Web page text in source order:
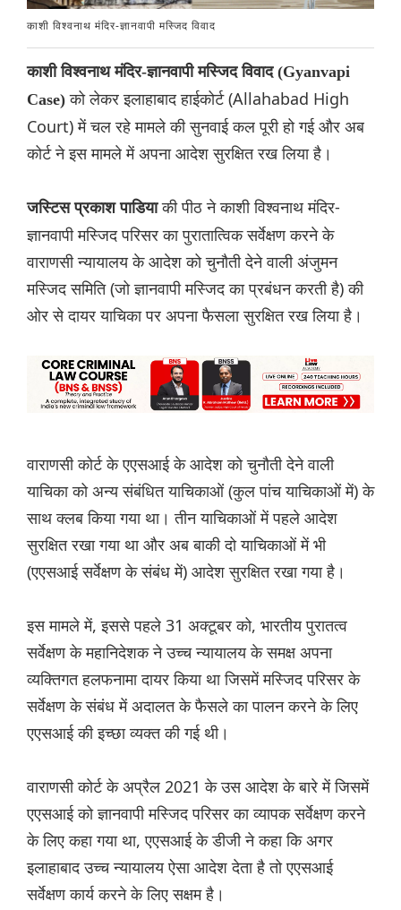
काशी विश्वनाथ मंदिर-ज्ञानवापी मस्जिद विवाद
काशी विश्वनाथ मंदिर-ज्ञानवापी मस्जिद विवाद (Gyanvapi
Case) को लेकर इलाहाबाद हाईकोर्ट (Allahabad High
Court) में चल रहे मामले की सुनवाई कल पूरी हो गई और अब
कोर्ट ने इस मामले में अपना आदेश सुरक्षित रख लिया है।
जस्टिस प्रकाश पाडियाकी पीठ ने काशी विश्वनाथ मंदिर-
ज्ञानवापी मस्जिद परिसर का पुरातात्विक सर्वेक्षण करने के
वाराणसी न्यायालय के आदेश को चुनौती देने वाली अंजुमन
मस्जिद समिति (जो ज्ञानवापी मस्जिद का प्रबंधन करती है) की
ओर से दायर याचिका पर अपना फैसला सुरक्षित रख लिया है।
वाराणसी कोर्ट के एएसआई के आदेश को चुनौती देने वाली
याचिका को अन्य संबंधित याचिकाओं (कुल पांच याचिकाओं में) के
साथ क्लब किया गया था। तीन याचिकाओं में पहले आदेश
सुरक्षित रखा गया था और अब बाकी दो याचिकाओं में भी
(एएसआई सर्वेक्षण के संबंध में) आदेश सुरक्षित रखा गया है।
इस मामले में, इससे पहले 31 अक्टूबर को, भारतीय पुरातत्व
सर्वेक्षण के महानिदेशक ने उच्च न्यायालय के समक्ष अपना
व्यक्तिगत हलफनामा दायर किया था जिसमें मस्जिद परिसर के
सर्वेक्षण के संबंध में अदालत के फैसले का पालन करने के लिए
एएसआई की इच्छा व्यक्त की गई थी।
वाराणसी कोर्ट के अप्रैल 2021 के उस आदेश के बारे में जिसमें
एएसआई को ज्ञानवापी मस्जिद परिसर का व्यापक सर्वेक्षण करने
के लिए कहा गया था, एएसआई के डीजी ने कहा कि अगर
इलाहाबाद उच्च न्यायालय ऐसा आदेश देता है तो एएसआई
सर्वेक्षण कार्य करने के लिए सक्षम है।